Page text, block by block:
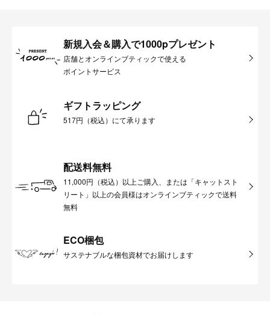
新規入会＆購入で1000pプレゼント
店舗とオンラインブティックで使える
ポイントサービス
ギフトラッピング
517円（税込）にて承ります
配送料無料
11,000円（税込）以上ご購入、または「キャットスト
リート」以上の会員様はオンラインブティックで送料
無料
ECO梱包
サステナブルな梱包資材でお届けします